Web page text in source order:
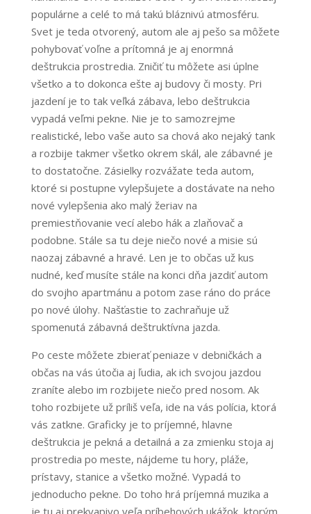
populárne a celé to má takú bláznivú atmosféru.
Svet je teda otvorený, autom ale aj pešo sa môžete
pohybovať voľne a prítomná je aj enormná
deštrukcia prostredia. Zničiť tu môžete asi úplne
všetko a to dokonca ešte aj budovy či mosty. Pri
jazdení je to tak veľká zábava, lebo deštrukcia
vypadá veľmi pekne. Nie je to samozrejme
realistické, lebo vaše auto sa chová ako nejaký tank
a rozbije takmer všetko okrem skál, ale zábavné je
to dostatočne. Zásielky rozvážate teda autom,
ktoré si postupne vylepšujete a dostávate na neho
nové vylepšenia ako malý žeriav na
premiestňovanie vecí alebo hák a zlaňovač a
podobne. Stále sa tu deje niečo nové a misie sú
naozaj zábavné a hravé. Len je to občas už kus
nudné, keď musíte stále na konci dňa jazdiť autom
do svojho apartmánu a potom zase ráno do práce
po nové úlohy. Našťastie to zachraňuje už
spomenutá zábavná deštruktívna jazda.
Po ceste môžete zbierať peniaze v debničkách a
občas na vás útočia aj ľudia, ak ich svojou jazdou
zraníte alebo im rozbijete niečo pred nosom. Ak
toho rozbijete už príliš veľa, ide na vás polícia, ktorá
vás zatkne. Graficky je to príjemné, hlavne
deštrukcia je pekná a detailná a za zmienku stoja aj
prostredia po meste, nájdeme tu hory, pláže,
prístavy, stanice a všetko možné. Vypadá to
jednoducho pekne. Do toho hrá príjemná muzika a
je tu aj prekvapivo veľa príbehových ukážok, ktorým